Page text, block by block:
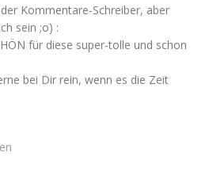
Kommentare-Schreiber, aber
sein ;o) :
für diese super-tolle und schon
bei Dir rein, wenn es die Zeit